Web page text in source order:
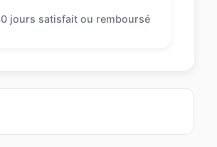
jours satisfait ou remboursé